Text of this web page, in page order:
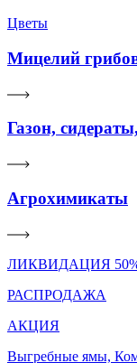
Цветы
Мицелий
Газон,
Агрохимикаты
ЛИКВИДАЦИЯ 50%
РАСПРОДАЖА
АКЦИЯ
Выгребные ямы,